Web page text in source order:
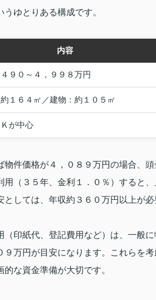
ゆとりある構成です。
内容
９０～４，９９８万円
１６４㎡／建物：約１０５㎡
が中心
物件価格が４，０８９万円の場合、
用（３５年、金利１．０％）すると
としては、年収約３６０万円以上が
（印紙代、登記費用など）は、一般
９万円が目安になります。これらを
な資金準備が大切です。